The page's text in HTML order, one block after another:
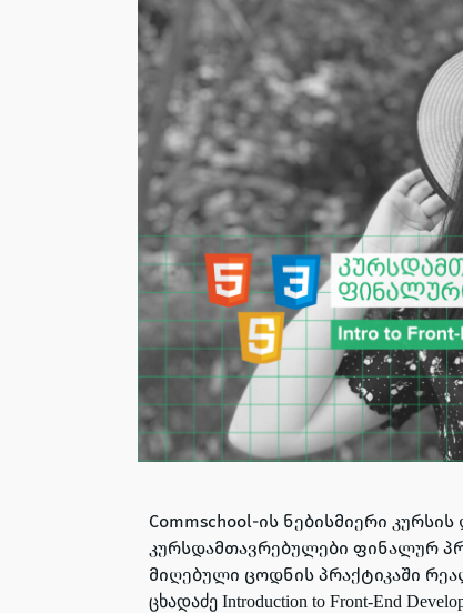
Commschool-ის ნებისმიერი
კურსდამთავრებულები ფინალურ
მიღებული ცოდნის პრაქტიკაში
ცხადაძე Introduction to Front-End